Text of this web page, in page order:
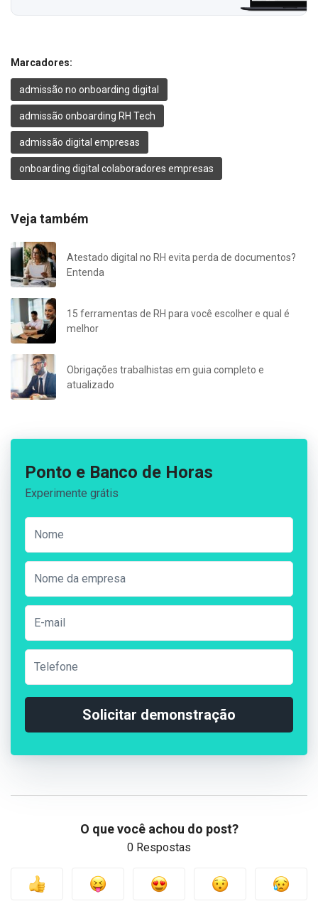
Marcadores:
admissão no onboarding digital
admissão onboarding RH Tech
admissão digital empresas
onboarding digital colaboradores empresas
Veja também
Atestado digital no RH evita perda de documentos?
Entenda
15 ferramentas de RH para você escolher e qual é
melhor
Obrigações trabalhistas em guia completo e
atualizado
Ponto e Banco de Horas
Experimente grátis
Solicitar demonstração
O que você achou do post?
0 Respostas